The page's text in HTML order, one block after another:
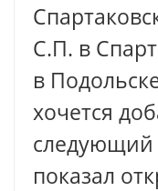
С.П. в
в
хочется
следующий
показал